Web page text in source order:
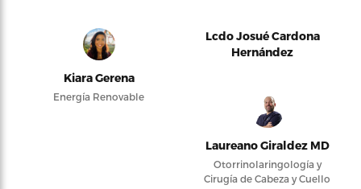
Kiara Gerena
Energía Renovable
Lcdo Josué Cardona
Hernández
Laureano Giraldez MD
Otorrinolaringología y
Cirugía de Cabeza y Cuello